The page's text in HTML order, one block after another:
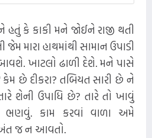
કે કાકી મને જોઈને રાજી થતી
મારા હાથમાંથી સામાન ઉપાડી
ખાટલો ઢાળી દેશે. મને પાસે
છે દીકરા? તબિયત સારી છે ને
શેની ઉપાધિ છે? તારે તો ખાવું
ભણવું. કામ કરવાં વાળા અમે
અંત જ ન આવતો.